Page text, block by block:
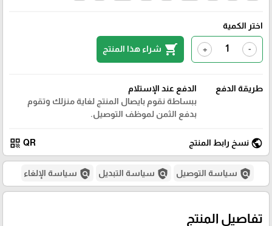
اختر الكمية
-
+
shopping_cart شراء هذا المنتج
طريقة الدفع
الدفع عند الإستلام
ببساطة نقوم بايصال المنتج لغاية منزلك وتقوم
بدفع الثمن لموظف التوصيل.
public نسخ رابط المنتج QR
qr_code
policy سياسة التوصيل policy سياسة التبديل policy سياسة الإلغاء
تفاصيل المنتج